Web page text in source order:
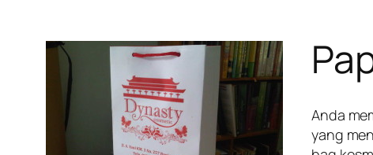
Anda
yang